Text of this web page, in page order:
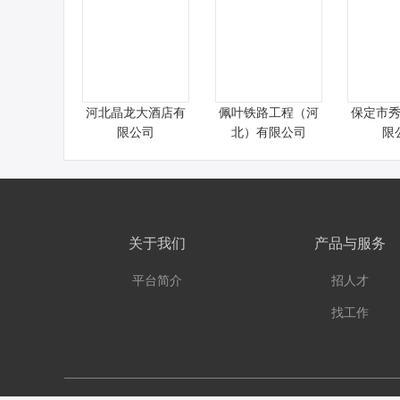
河北晶龙大酒店有
限公司
佩叶铁路工程（河
北）有限公司
保定市
限
关于我们
平台简介
产品与服务
招人才
找工作